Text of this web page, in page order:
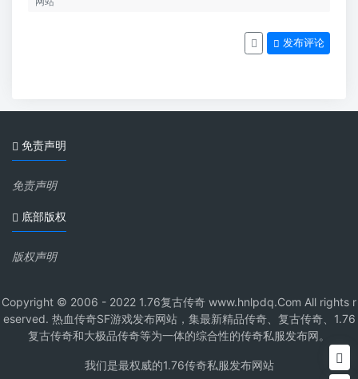
发布评论
免责声明
免责声明
底部版权
版权声明
Copyright © 2006 - 2022 1.76复古传奇 www.hnlpdq.Com All rights r
eserved. 热血传奇SF游戏发布网站，集最新精品传奇、复古传奇、1.76
复古传奇和大极品传奇等为一体的综合性的传奇私服发布网。
我们是最权威的1.76传奇私服发布网站